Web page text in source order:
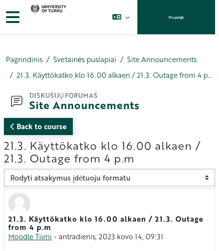
Pereiti į pagrindinį turinį
Šoninis skydelis Prisijungti
Pagrindinis Svetainės puslapiai
Site Announcements
21.3. Käyttökatko klo 16.00 alkaen / 21.3. Outage from 4 p.m
DISKUSIJŲ FORUMAS
Site Announcements
Back to course
21.3. Käyttökatko klo 16.00 alkaen /
21.3. Outage from 4 p.m
Rodymo režimas
21.3. Käyttökatko klo 16.00 alkaen / 21.3. Outage
from 4 p.m
Moodle Tiimi - antradienis, 2023 kovo 14, 09:31
Atsakymų skaičius: 0